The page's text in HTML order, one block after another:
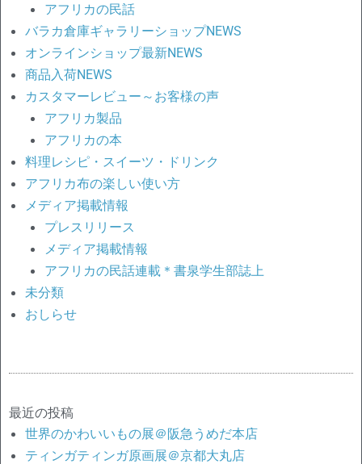
アフリカの民話
バラカ倉庫ギャラリーショップNEWS
オンラインショップ最新NEWS
商品入荷NEWS
カスタマーレビュー～お客様の声
アフリカ製品
アフリカの本
料理レシピ・スイーツ・ドリンク
アフリカ布の楽しい使い方
メディア掲載情報
プレスリリース
メディア掲載情報
アフリカの民話連載＊書泉学生部誌上
未分類
おしらせ
最近の投稿
世界のかわいいもの展＠阪急うめだ本店
ティンガティンガ原画展＠京都大丸店